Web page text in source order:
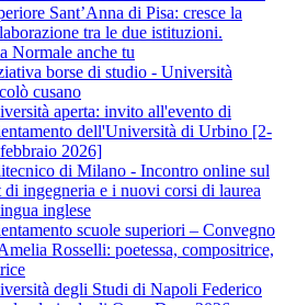
Sant’Anna di Pisa: cresce la
tra le due istituzioni.
Normale anche tu
borse di studio - Università
cusano
aperta: invito all'evento di
dell'Università di Urbino [2-
2026]
di Milano - Incontro online sul
di ingegneria e i nuovi corsi di laurea
inglese
scuole superiori – Convegno
Rosselli: poetessa, compositrice,
degli Studi di Napoli Federico